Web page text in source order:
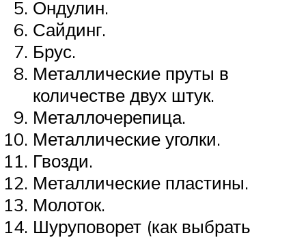
Ондулин.
Сайдинг.
Брус.
Металлические пруты в
количестве двух штук.
Металлочерепица.
Металлические уголки.
Гвозди.
Металлические пластины.
Молоток.
Шуруповорет (как выбрать